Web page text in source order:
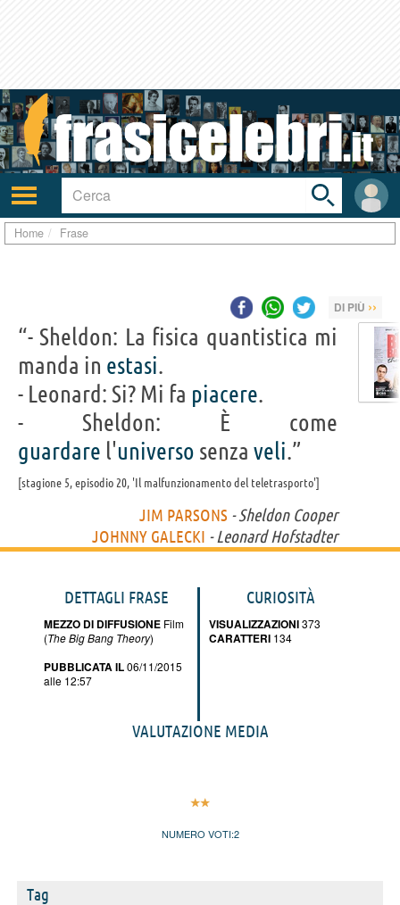
Attiva/disattiva
navigazione
User
area
Toggle
search
bar
Home Frase
DI PIÙ ››
“- Sheldon: La fisica quantistica mi
manda in estasi.
- Leonard: Si? Mi fa piacere.
- Sheldon: È come
guardare l'universo senza veli.”
stagione 5, episodio 20, 'Il malfunzionamento del teletrasporto'
JIM PARSONS - Sheldon Cooper
JOHNNY GALECKI - Leonard Hofstadter
DETTAGLI FRASE
MEZZO DI DIFFUSIONE Film
(The Big Bang Theory)
PUBBLICATA IL06/11/2015
alle 12:57
CURIOSITÀ
VISUALIZZAZIONI373
CARATTERI 134
VALUTAZIONE MEDIA
NUMERO VOTI:2
Tag